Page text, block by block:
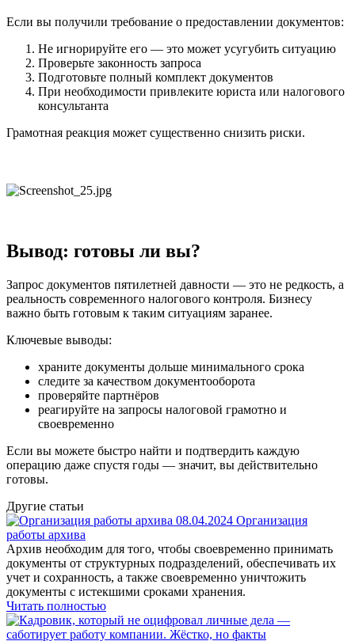
Если вы получили требование о предоставлении документов:
Не игнорируйте его — это может усугубить ситуацию
Проверьте законность запроса
Подготовьте полный комплект документов
При необходимости привлеките юриста или налогового
консультанта
Грамотная реакция может существенно снизить риски.
Вывод: готовы ли вы?
Запрос документов пятилетней давности — это не редкость, а
реальность современного налогового контроля. Бизнесу
важно быть готовым к таким ситуациям заранее.
Ключевые выводы:
храните документы дольше минимального срока
следите за качеством документооборота
проверяйте партнёров
реагируйте на запросы налоговой грамотно и
своевременно
Если вы можете быстро найти и подтвердить каждую
операцию даже спустя годы — значит, вы действительно
готовы.
Другие статьи
08.04.2024 Организация
работы архива
Архив необходим для того, чтобы своевременно принимать
документы от структурных подразделений, обеспечивать их
учет и сохранность, а также своевременно уничтожить
документы с истекшими сроками хранения.
Читать полностью